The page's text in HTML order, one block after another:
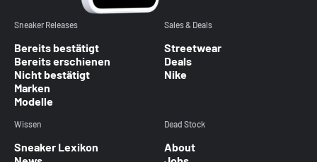
Sneaker Releases
Bereits bestätigt
Bereits erschienen
Nicht bestätigt
Marken
Modelle
Sales & Deals
Streetwear
Deals
Nike
Wissen
Sneaker Lexikon
Dead Stock
About